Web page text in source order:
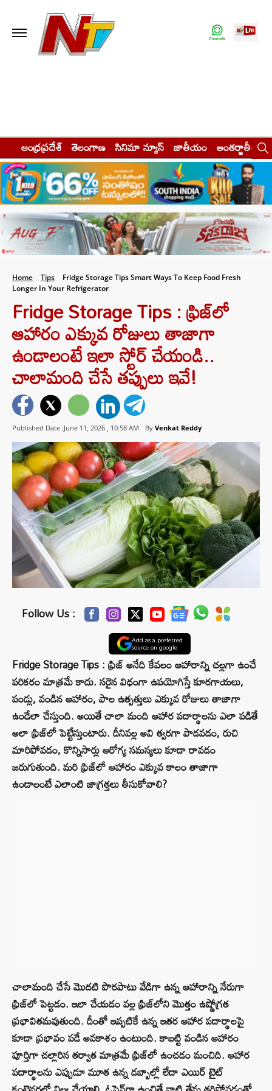
ఆంధ్రప్రదేశ్ తెలంగాణ సినిమా న్యూస్ జాతీయం అంతర్జాతీయం
Home Tips
Fridge Storage Tips Smart Ways To Keep Food Fresh
Longer In Your Refrigerator
Fridge Storage Tips : ఫ్రిజ్‌లో
ఆహారం ఎక్కువ రోజులు తాజాగా
ఉండాలంటే ఇలా స్టోర్ చేయండి..
చాలామంది చేసే తప్పులు ఇవే!
Published Date :June 11, 2026 , 10:58 AM By Venkat Reddy
Follow Us :
Add as a preferred
source on google
Fridge Storage Tips : ఫ్రిజ్ అనేది కేవలం ఆహారాన్ని చల్లగా ఉంచే
పరికరం మాత్రమే కాదు. సరైన విధంగా ఉపయోగిస్తే కూరగాయలు,
పండ్లు, వండిన ఆహారం, పాల ఉత్పత్తులు ఎక్కువ రోజులు తాజాగా
ఉండేలా చేస్తుంది. అయితే చాలా మంది ఆహార పదార్థాలను ఎలా పడితే
అలా ఫ్రిజ్‌లో పెట్టేస్తుంటారు. దీనివల్ల అవి త్వరగా పాడవడం, రుచి
మారిపోవడం, కొన్నిసార్లు ఆరోగ్య సమస్యలు కూడా రావడం
జరుగుతుంది. మరి ఫ్రిజ్‌లో ఆహారం ఎక్కువ కాలం తాజాగా
ఉండాలంటే ఎలాంటి జాగ్రత్తలు తీసుకోవాలి?
చాలామంది చేసే మొదటి పొరపాటు వేడిగా ఉన్న ఆహారాన్ని నేరుగా
ఫ్రిజ్‌లో పెట్టడం. ఇలా చేయడం వల్ల ఫ్రిజ్‌లోని మొత్తం ఉష్ణోగ్రత
ప్రభావితమవుతుంది. దీంతో ఇప్పటికే ఉన్న ఇతర ఆహార పదార్థాలపై
కూడా ప్రభావం పడే అవకాశం ఉంటుంది. కాబట్టి వండిన ఆహారం
పూర్తిగా చల్లారిన తర్వాత మాత్రమే ఫ్రిజ్‌లో ఉంచడం మంచిది. ఆహార
పదార్థాలను ఎప్పుడూ మూత ఉన్న డబ్బాల్లో లేదా ఎయిర్ టైట్